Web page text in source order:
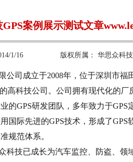
案例展示测试文章
1/16 版权所属： 华思众科技
公司成立于2008年，位于深圳市福
高科技公司。公司拥有现代化的厂
的GPS研发团队，多年致力于GPS
国际先进的GPS技术，形成了GPS
规范体系。
科技已成长为汽车监控、防盗、领